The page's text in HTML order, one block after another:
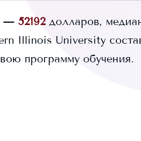
— 52192 долларов,
Illinois University
программу обучения.